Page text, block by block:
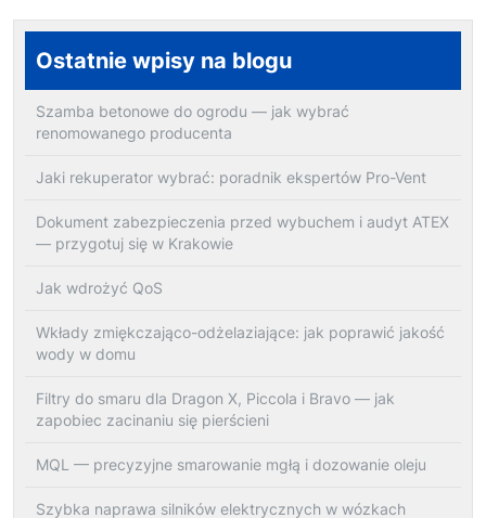
Ostatnie wpisy na blogu
Szamba betonowe do ogrodu — jak wybrać
renomowanego producenta
Jaki rekuperator wybrać: poradnik ekspertów Pro-Vent
Dokument zabezpieczenia przed wybuchem i audyt ATEX
— przygotuj się w Krakowie
Jak wdrożyć QoS
Wkłady zmiękczająco-odżelaziające: jak poprawić jakość
wody w domu
Filtry do smaru dla Dragon X, Piccola i Bravo — jak
zapobiec zacinaniu się pierścieni
MQL — precyzyjne smarowanie mgłą i dozowanie oleju
Szybka naprawa silników elektrycznych w wózkach